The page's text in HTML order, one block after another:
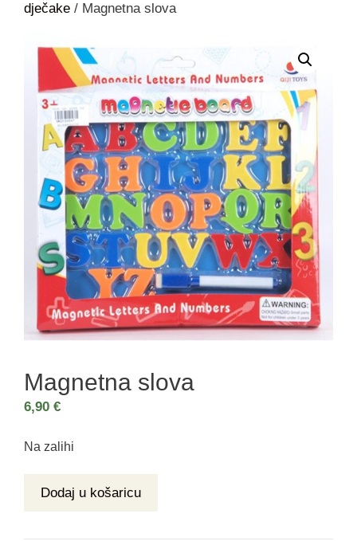
dječake / Magnetna slova
Magnetna slova
6,90 €
Na zalihi
Dodaj u košaricu